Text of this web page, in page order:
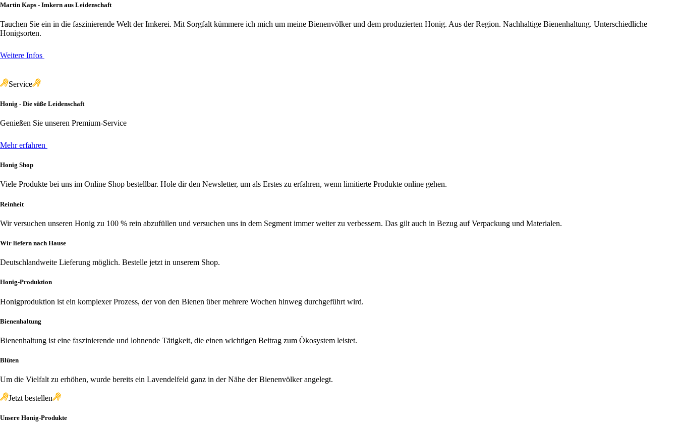
Martin Kaps - Imkern aus Leidenschaft
Tauchen Sie ein in die faszinierende Welt der Imkerei. Mit Sorgfalt kümmere ich mich um meine Bienenvölker und dem produzierten Honig. Aus der Region. Nachhaltige Bienenhaltung. Unterschiedliche
Honigsorten.
Weitere Infos
Service
Honig - Die süße Leidenschaft
Genießen Sie unseren Premium-Service
Mehr erfahren
Honig Shop
Viele Produkte bei uns im Online Shop bestellbar. Hole dir den Newsletter, um als Erstes zu erfahren, wenn limitierte Produkte online gehen.
Reinheit
Wir versuchen unseren Honig zu 100 % rein abzufüllen und versuchen uns in dem Segment immer weiter zu verbessern. Das gilt auch in Bezug auf Verpackung und Materialen.
Wir liefern nach Hause
Deutschlandweite Lieferung möglich. Bestelle jetzt in unserem Shop.
Honig-Produktion
Honigproduktion ist ein komplexer Prozess, der von den Bienen über mehrere Wochen hinweg durchgeführt wird.
Bienenhaltung
Bienenhaltung ist eine faszinierende und lohnende Tätigkeit, die einen wichtigen Beitrag zum Ökosystem leistet.
Blüten
Um die Vielfalt zu erhöhen, wurde bereits ein Lavendelfeld ganz in der Nähe der Bienenvölker angelegt.
Jetzt bestellen
Unsere Honig-Produkte